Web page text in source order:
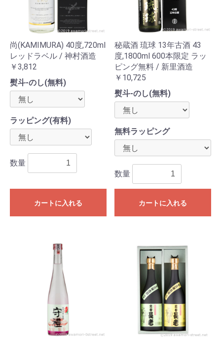
尚(KAMIMURA) 40度,720ml
レッドラベル / 神村酒造
￥3,812
熨斗-のし(無料)
ラッピング(有料)
数量
カートに入れる
秘蔵酒 琉球 13年古酒 43
度,1800ml 600本限定 ラッ
ピング無料 / 新里酒造
￥10,725
熨斗-のし(無料)
無料ラッピング
数量
カートに入れる